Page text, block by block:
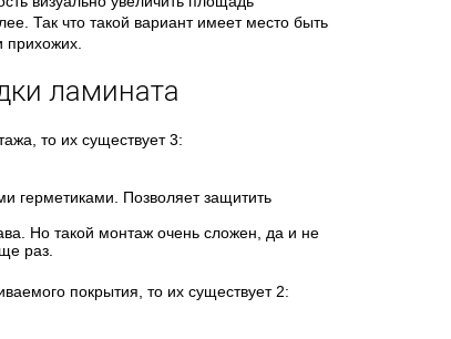
Так что такой вариант имеет место быть
ламината
то их существует 3:
герметиками. Позволяет защитить
Но такой монтаж очень сложен, да и не
раз.
покрытия, то их существует 2: